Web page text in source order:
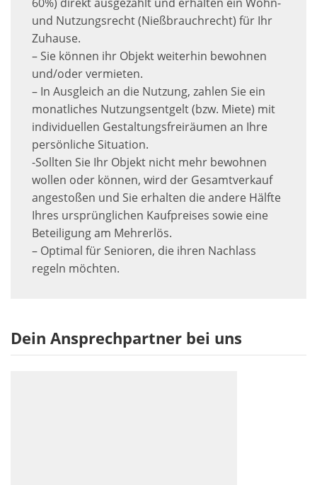
und Nutzungsrecht (Nießbrauchrecht) für Ihr
Zuhause.
– Sie können ihr Objekt weiterhin bewohnen
und/oder vermieten.
– In Ausgleich an die Nutzung, zahlen Sie ein
monatliches Nutzungsentgelt (bzw. Miete) mit
individuellen Gestaltungsfreiräumen an Ihre
persönliche Situation.
-Sollten Sie Ihr Objekt nicht mehr bewohnen
wollen oder können, wird der Gesamtverkauf
angestoßen und Sie erhalten die andere Hälfte
Ihres ursprünglichen Kaufpreises sowie eine
Beteiligung am Mehrerlös.
– Optimal für Senioren, die ihren Nachlass
regeln möchten.
Dein Ansprechpartner bei uns